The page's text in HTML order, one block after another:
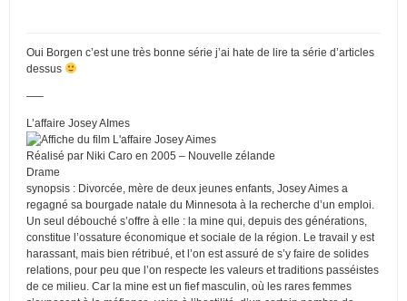
Oui Borgen c’est une très bonne série j’ai hate de lire ta série d’articles
dessus
—–
L’affaire Josey AImes
Réalisé par Niki Caro en 2005 – Nouvelle zélande
Drame
synopsis : Divorcée, mère de deux jeunes enfants, Josey Aimes a
regagné sa bourgade natale du Minnesota à la recherche d’un emploi.
Un seul débouché s’offre à elle : la mine qui, depuis des générations,
constitue l’ossature économique et sociale de la région. Le travail y est
harassant, mais bien rétribué, et l’on est assuré de s’y faire de solides
relations, pour peu que l’on respecte les valeurs et traditions passéistes
de ce milieu. Car la mine est un fief masculin, où les rares femmes